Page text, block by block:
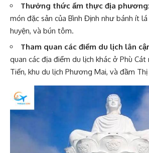
Thưởng thức ẩm thực địa phương
món đặc sản của Bình Định như bánh ít
huyện, và bún tôm.
Tham quan các điểm du lịch lân
quan các địa điểm du lịch khác ở Phù
Tiến, khu du lịch Phương Mai, và đầm Thị